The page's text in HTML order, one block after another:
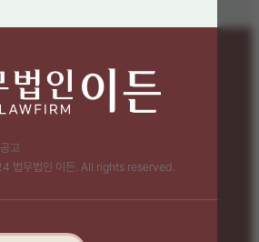
고
무법인 이든. All rights reserved.